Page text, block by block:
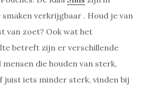
verkrijgbaar . Houd je van
van zoet? Ook wat het
betreft zijn er verschillende
mensen die houden van sterk,
juist iets minder sterk, vinden bij